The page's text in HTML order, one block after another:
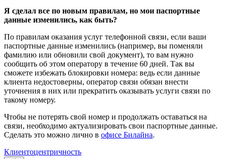
Я сделал все по новым правилам, но мои паспортные
данные изменились, как быть?
По правилам оказания услуг телефонной связи, если ваши
паспортные данные изменились (например, вы поменяли
фамилию или обновили свой документ), то вам нужно
сообщить об этом оператору в течение 60 дней. Так вы
сможете избежать блокировки номера: ведь если данные
клиента недостоверны, оператор связи обязан внести
уточнения в них или прекратить оказывать услуги связи по
такому номеру.
Чтобы не потерять свой номер и продолжать оставаться на
связи, необходимо актуализировать свои паспортные данные.
Сделать это можно лично в офисе Билайна.
Клиентоцентричность